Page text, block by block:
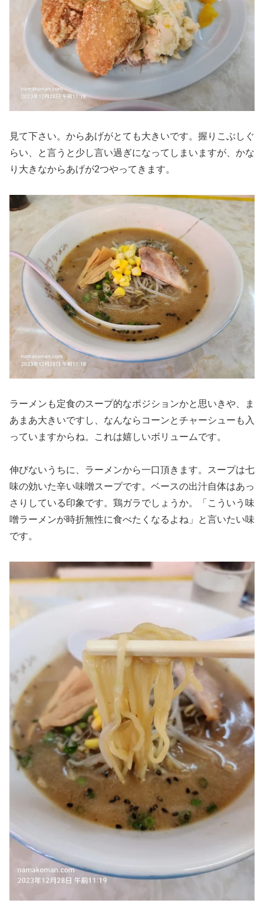
見て下さい。からあげがとても大きいです。握りこぶしぐ
らい、と言うと少し言い過ぎになってしまいますが、かな
り大きなからあげが2つやってきます。
ラーメンも定食のスープ的なポジションかと思いきや、ま
あまあ大きいですし、なんならコーンとチャーシューも入
っていますからね。これは嬉しいボリュームです。
伸びないうちに、ラーメンから一口頂きます。スープは七
味の効いた辛い味噌スープです。ベースの出汁自体はあっ
さりしている印象です。鶏ガラでしょうか。「こういう味
噌ラーメンが時折無性に食べたくなるよね」と言いたい味
です。